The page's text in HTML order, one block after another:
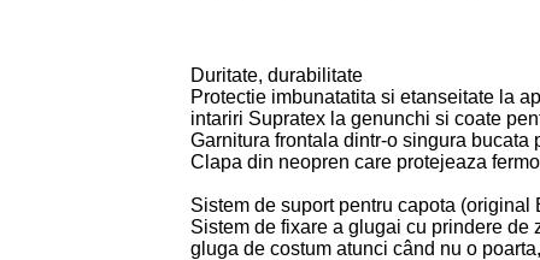
Duritate, durabilitate
Protectie imbunatatita si etanseitate la
intariri Supratex la genunchi si coate
Garnitura frontala dintr-o singura bucata
Clapa din neopren care protejeaza
Sistem de suport pentru capota (original
Sistem de fixare a glugai cu prindere de
gluga de costum atunci când nu o